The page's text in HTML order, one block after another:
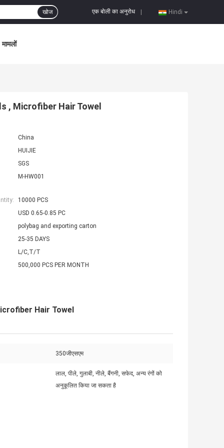
Hindi
एक बोली का अनुरोध
खोज
मामलों
, Microfiber Hair Towel
China
HUIJIE
SGS
M-HW001
10000 PCS
USD 0.65-0.85 PC
polybag and exporting carton
25-35 DAYS
L/C,T/T
500,000 PCS PER MONTH
Hair Towel
350जीएसएम
लाल, पीले, गुलाबी, नीले, बैंगनी, सफेद, अन्य रंगों को
अनुकूलित किया जा सकता है